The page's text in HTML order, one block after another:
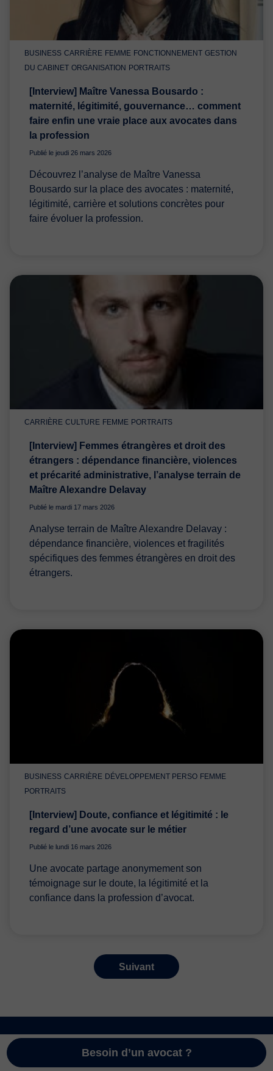
BUSINESS CARRIÈRE FEMME FONCTIONNEMENT GESTION
DU CABINET ORGANISATION PORTRAITS
[Interview] Maître Vanessa Bousardo :
maternité, légitimité, gouvernance… comment
faire enfin une vraie place aux avocates dans
la profession
Publié le jeudi 26 mars 2026
Découvrez l’analyse de Maître Vanessa
Bousardo sur la place des avocates : maternité,
légitimité, carrière et solutions concrètes pour
faire évoluer la profession.
CARRIÈRE CULTURE FEMME PORTRAITS
[Interview] Femmes étrangères et droit des
étrangers : dépendance financière, violences
et précarité administrative, l’analyse terrain de
Maître Alexandre Delavay
Publié le mardi 17 mars 2026
Analyse terrain de Maître Alexandre Delavay :
dépendance financière, violences et fragilités
spécifiques des femmes étrangères en droit des
étrangers.
BUSINESS CARRIÈRE DÉVELOPPEMENT PERSO FEMME
PORTRAITS
[Interview] Doute, confiance et légitimité : le
regard d’une avocate sur le métier
Publié le lundi 16 mars 2026
Une avocate partage anonymement son
témoignage sur le doute, la légitimité et la
confiance dans la profession d’avocat.
Suivant
Besoin d’un avocat ?